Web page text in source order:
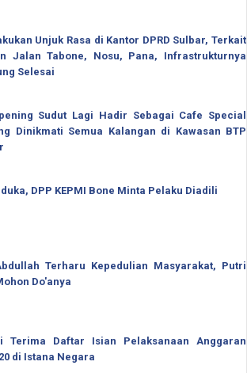
Unjuk Rasa di Kantor DPRD Sulbar, Terkait
Jalan Tabone, Nosu, Pana, Infrastrukturnya
Selesai
Sudut Lagi Hadir Sebagai Cafe Special
Dinikmati Semua Kalangan di Kawasan BTP
DPP KEPMI Bone Minta Pelaku Diadili
Terharu Kepedulian Masyarakat, Putri
Do'anya
Terima Daftar Isian Pelaksanaan Anggaran
di Istana Negara